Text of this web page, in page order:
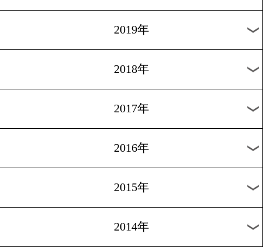
2023年
2022年
2020年